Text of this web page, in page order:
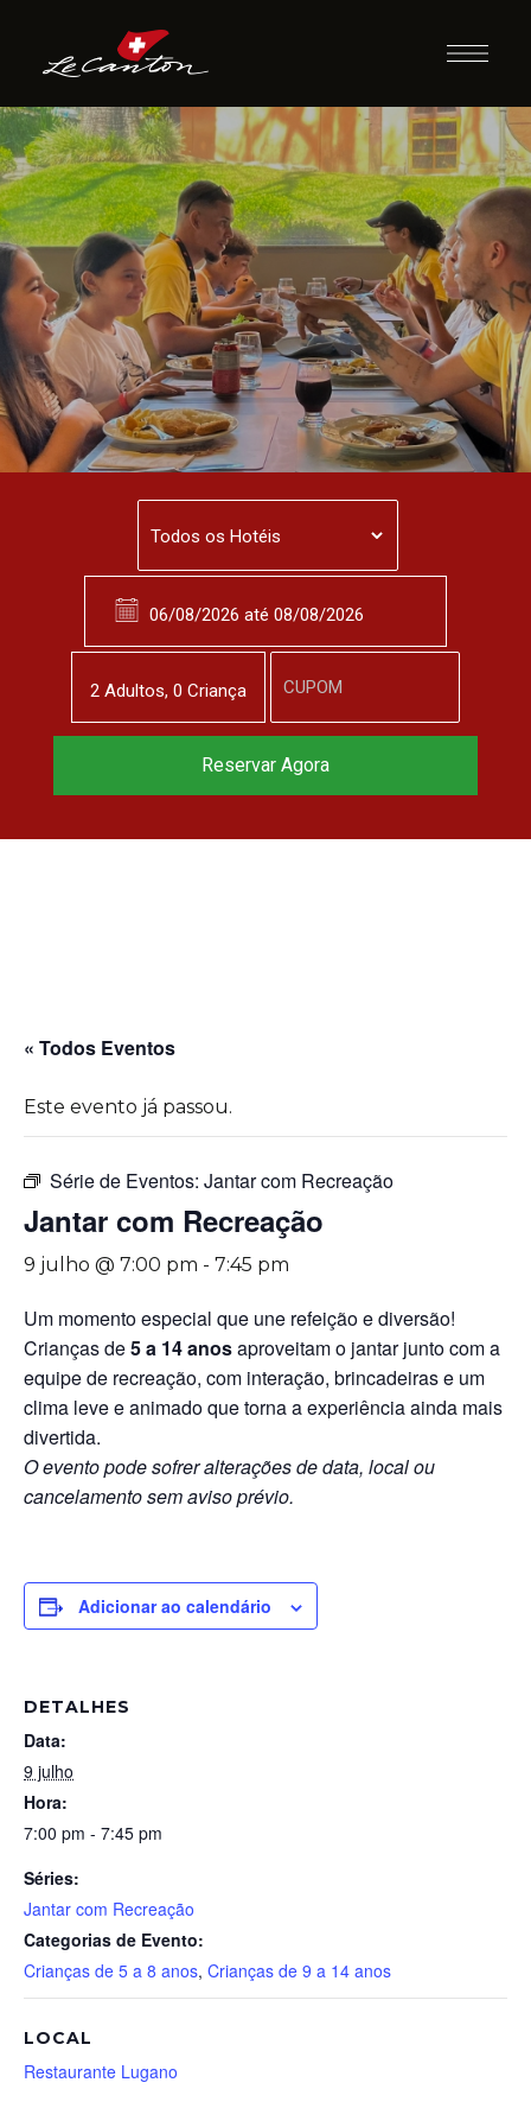
Jantar com
Recreação
« Todos Eventos
Este evento já passou.
Série de Eventos: Jantar com Recreação
Jantar com Recreação
9 julho @ 7:00 pm - 7:45 pm
Um momento especial que une refeição e diversão!
Crianças de5 a 14 anosaproveitam o jantar junto com a
equipe de recreação, com interação, brincadeiras e um
clima leve e animado que torna a experiência ainda mais
divertida.
O evento pode sofrer alterações de data, local ou
cancelamento sem aviso prévio.
Adicionar ao calendário
DETALHES
Data:
9 julho
Hora:
7:00 pm - 7:45 pm
Séries:
Jantar com Recreação
Categorias de Evento:
Crianças de 5 a 8 anos, Crianças de 9 a 14 anos
LOCAL
Restaurante Lugano
2 Adultos, 0 Criança
Reservar Agora